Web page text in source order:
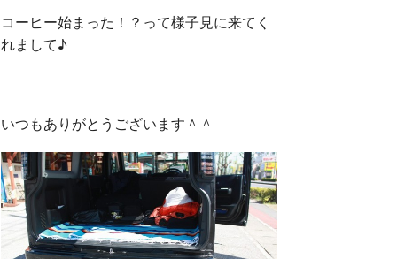
コーヒー始まった！？って様子見に来てく
れまして♪
いつもありがとうございます＾＾